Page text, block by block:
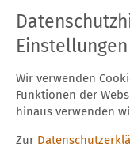
Tel.: 03544 - 594 0
Fax: 03544 - 2948
E-Mail:
Start Karriere
Einstellungen
Wir verwenden
Funktionen der
hinaus verwenden
Zur